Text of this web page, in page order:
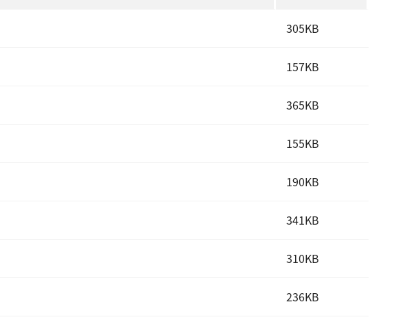
305KB
157KB
365KB
155KB
190KB
341KB
310KB
236KB